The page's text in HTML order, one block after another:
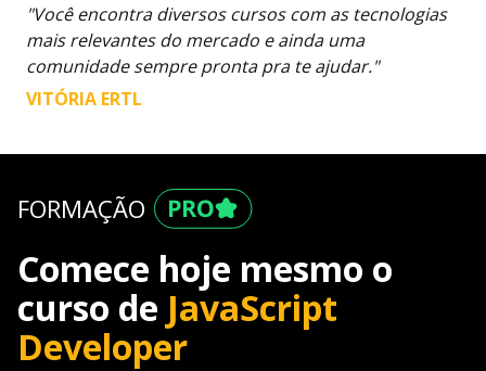
"Você encontra diversos cursos com as tecnologias
mais relevantes do mercado e ainda uma
comunidade sempre pronta pra te ajudar."
VITÓRIA ERTL
FORMAÇÃO
Comece hoje mesmo o
curso de JavaScript
Developer